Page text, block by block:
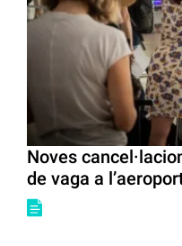
Noves
de vaga a